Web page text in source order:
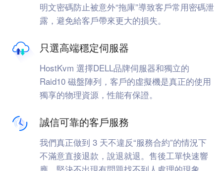
明文密碼防止被意外“拖庫”導致客戶常用密碼泄
露，避免給客戶帶來更大的損失。
只選高端穩定伺服器
HostKvm 選擇DELL品牌伺服器和獨立的
Raid10 磁盤陣列，客戶的虛擬機是真正的使用
獨享的物理資源，性能有保證。
誠信可靠的客戶服務
我們真正做到 3 天不違反“服務合約”的情況下
不滿意直接退款，說退就退。售後工單快速響